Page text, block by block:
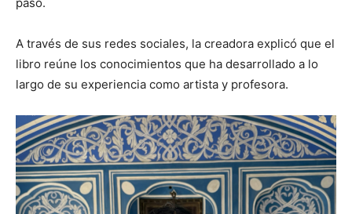
A través de sus redes sociales, la creadora explicó que el
libro reúne los conocimientos que ha desarrollado a lo
largo de su experiencia como artista y profesora.